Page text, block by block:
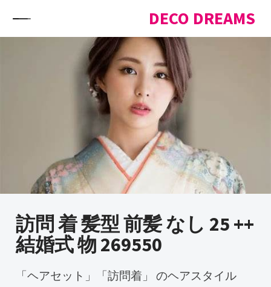
DECO DREAMS
訪問 着 髪型 前髪 なし 25 ++
結婚式 物 269550
「ヘアセット」「訪問着」 のヘアスタイル